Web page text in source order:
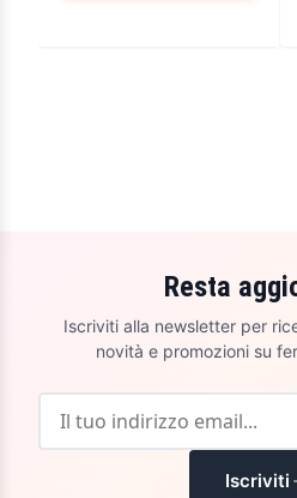
Resta
Iscriviti alla newsletter per
novità e promozioni su
Iscriviti